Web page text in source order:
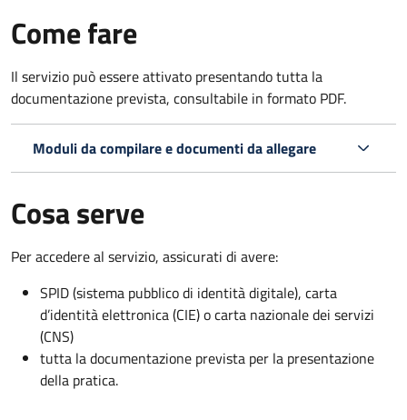
Come fare
Il servizio può essere attivato presentando tutta la
documentazione prevista, consultabile in formato PDF.
Moduli da compilare e documenti da allegare
Cosa serve
Per accedere al servizio, assicurati di avere:
SPID (sistema pubblico di identità digitale), carta
d’identità elettronica (CIE) o carta nazionale dei servizi
(CNS)
tutta la documentazione prevista per la presentazione
della pratica.